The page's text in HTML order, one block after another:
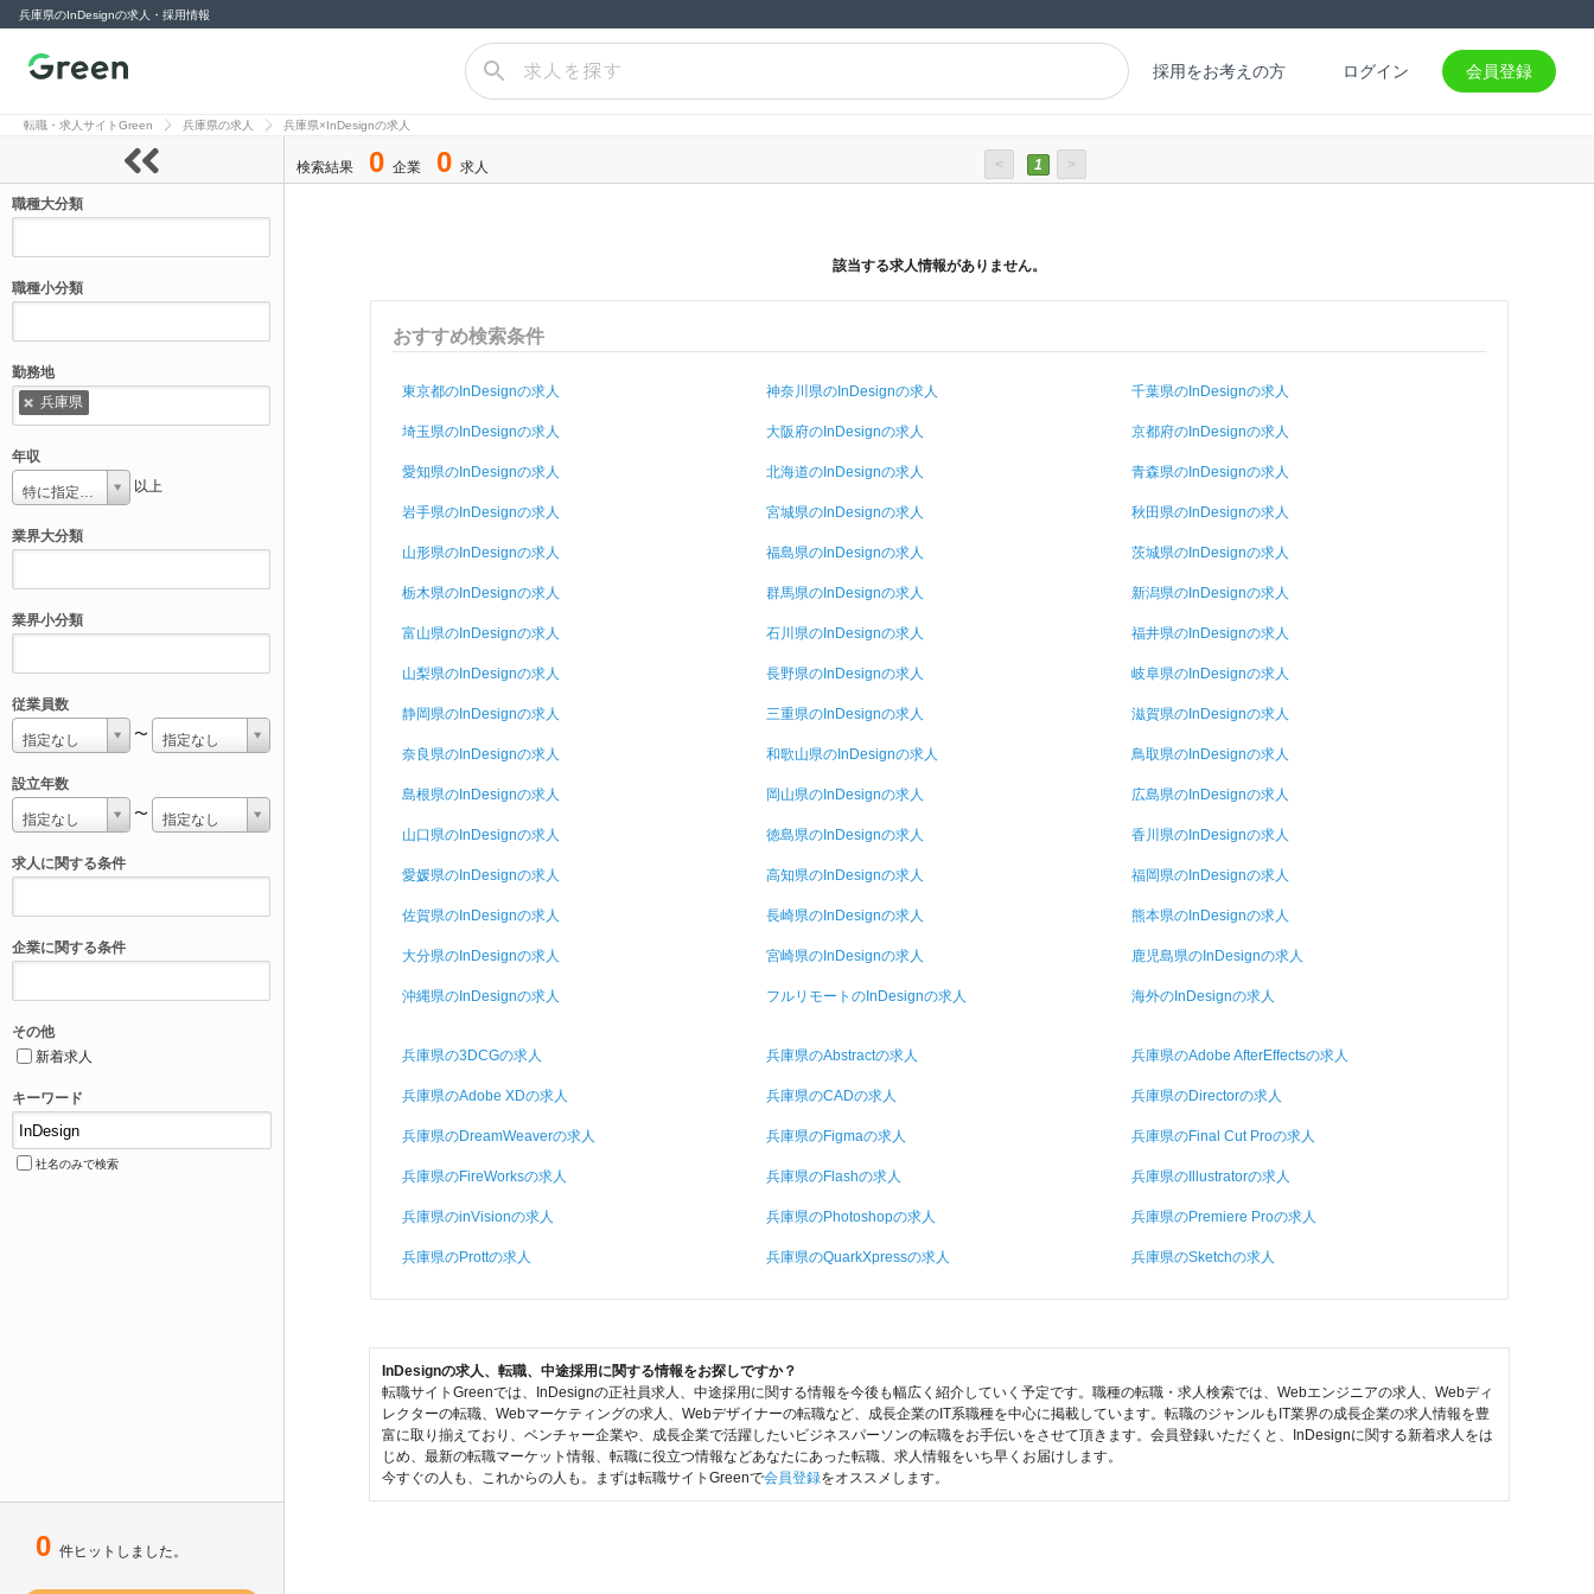
兵庫県のInDesignの求人・採用情報
Green（グリー
求人を探す 採用をお考えの方 ログイン 会員登録
転職・求人サイトGreen 兵庫県の求人 兵庫県×InDesignの求人
0 件ヒットしました。
職種大分類
職種小分類
勤務地
兵庫県
年収
特に指定しない 以上
業界大分類
業界小分類
従業員数
指定なし 〜 指定なし
設立年数
指定なし 〜 指定なし
求人に関する条件
企業に関する条件
その他
新着求人
キーワード
社名のみで検索
検索結果 0 企業 0 求人 < 1 >
該当する求人情報がありません。
おすすめ検索条件
東京都のInDesignの求人 神奈川県のInDesignの求人 千葉県のInDesignの求人
埼玉県のInDesignの求人 大阪府のInDesignの求人 京都府のInDesignの求人
愛知県のInDesignの求人 北海道のInDesignの求人 青森県のInDesignの求人
岩手県のInDesignの求人 宮城県のInDesignの求人 秋田県のInDesignの求人
山形県のInDesignの求人 福島県のInDesignの求人 茨城県のInDesignの求人
栃木県のInDesignの求人 群馬県のInDesignの求人 新潟県のInDesignの求人
富山県のInDesignの求人 石川県のInDesignの求人 福井県のInDesignの求人
山梨県のInDesignの求人 長野県のInDesignの求人 岐阜県のInDesignの求人
静岡県のInDesignの求人 三重県のInDesignの求人 滋賀県のInDesignの求人
奈良県のInDesignの求人 和歌山県のInDesignの求人 鳥取県のInDesignの求人
島根県のInDesignの求人 岡山県のInDesignの求人 広島県のInDesignの求人
山口県のInDesignの求人 徳島県のInDesignの求人 香川県のInDesignの求人
愛媛県のInDesignの求人 高知県のInDesignの求人 福岡県のInDesignの求人
佐賀県のInDesignの求人 長崎県のInDesignの求人 熊本県のInDesignの求人
大分県のInDesignの求人 宮崎県のInDesignの求人 鹿児島県のInDesignの求人
沖縄県のInDesignの求人 フルリモートのInDesignの求人 海外のInDesignの求人
兵庫県の3DCGの求人 兵庫県のAbstractの求人 兵庫県のAdobe AfterEffectsの求人
兵庫県のAdobe XDの求人 兵庫県のCADの求人 兵庫県のDirectorの求人
兵庫県のDreamWeaverの求人 兵庫県のFigmaの求人 兵庫県のFinal Cut Proの求人
兵庫県のFireWorksの求人 兵庫県のFlashの求人 兵庫県のIllustratorの求人
兵庫県のinVisionの求人 兵庫県のPhotoshopの求人 兵庫県のPremiere Proの求人
兵庫県のProttの求人 兵庫県のQuarkXpressの求人 兵庫県のSketchの求人
InDesignの求人、転職、中途採用に関する情報をお探しですか？
転職サイトGreenでは、InDesignの正社員求人、中途採用に関する情報を今後も幅広く紹介していく予定です。職種の転職・求人検索では、Webエンジニアの求人、Webディ
レクターの転職、Webマーケティングの求人、Webデザイナーの転職など、成長企業のIT系職種を中心に掲載しています。転職のジャンルもIT業界の成長企業の求人情報を豊
富に取り揃えており、ベンチャー企業や、成長企業で活躍したいビジネスパーソンの転職をお手伝いをさせて頂きます。会員登録いただくと、InDesignに関する新着求人をは
じめ、最新の転職マーケット情報、転職に役立つ情報などあなたにあった転職、求人情報をいち早くお届けします。
今すぐの人も、これからの人も。まずは転職サイトGreenで会員登録をオススメします。